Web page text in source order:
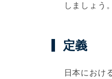
しましょう。
定義
日本におけ